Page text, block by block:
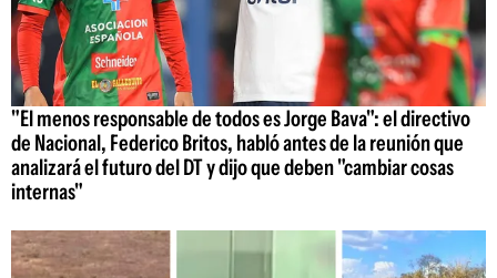
"El menos responsable de todos es Jorge Bava": el directivo
de Nacional, Federico Britos, habló antes de la reunión que
analizará el futuro del DT y dijo que deben "cambiar cosas
internas"